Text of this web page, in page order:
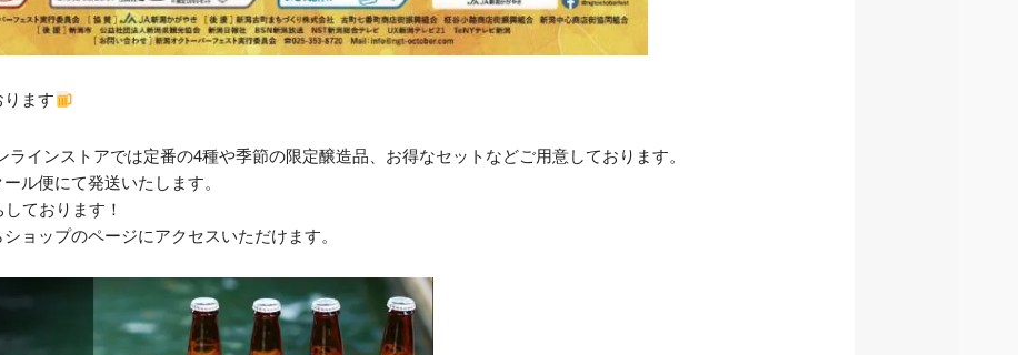
ます
インストアでは定番の4種や季節の限定醸造品、お得なセットなどご用意しております。
ル便にて発送いたします。
ております！
ョップのページにアクセスいただけます。